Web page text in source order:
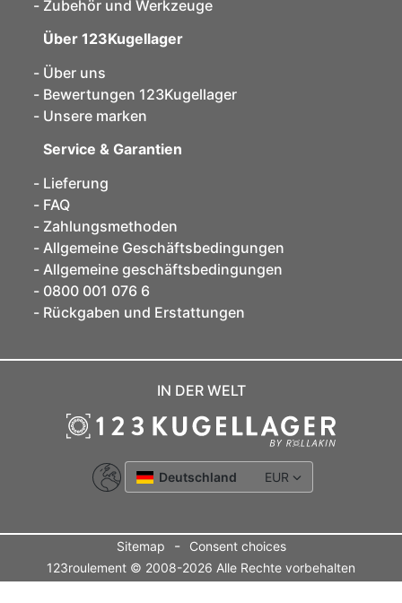
Zubehör und Werkzeuge
Über 123Kugellager
Über uns
Bewertungen 123Kugellager
Unsere marken
Service & Garantien
Lieferung
FAQ
Zahlungsmethoden
Allgemeine Geschäftsbedingungen
Allgemeine geschäftsbedingungen
0800 001 076 6
Rückgaben und Erstattungen
IN DER WELT
Deutschland EUR
Sitemap -
Consent choices
123roulement © 2008-2026 Alle Rechte vorbehalten